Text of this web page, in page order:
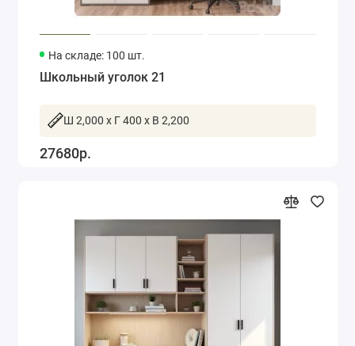
На складе: 100 шт.
Школьный уголок 21
Ш 2,000 x Г 400 x В 2,200
27680р.